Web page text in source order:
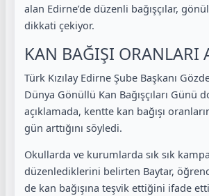
alan Edirne’de düzenli bağışçılar,
dikkati çekiyor.
KAN BAĞIŞI ORANLARI
Türk Kızılay Edirne Şube Başkanı
Dünya Gönüllü Kan Bağışçıları Günü
açıklamada, kentte kan bağışı
gün arttığını söyledi.
Okullarda ve kurumlarda sık sık
düzenlediklerini belirten Baytar,
de kan bağışına teşvik ettiğini ifade